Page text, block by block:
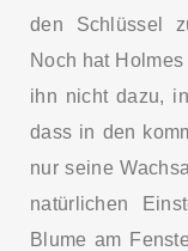
den Schlüssel
Noch hat
ihn nicht dazu,
dass in den
nur seine
natürlichen
Blume am